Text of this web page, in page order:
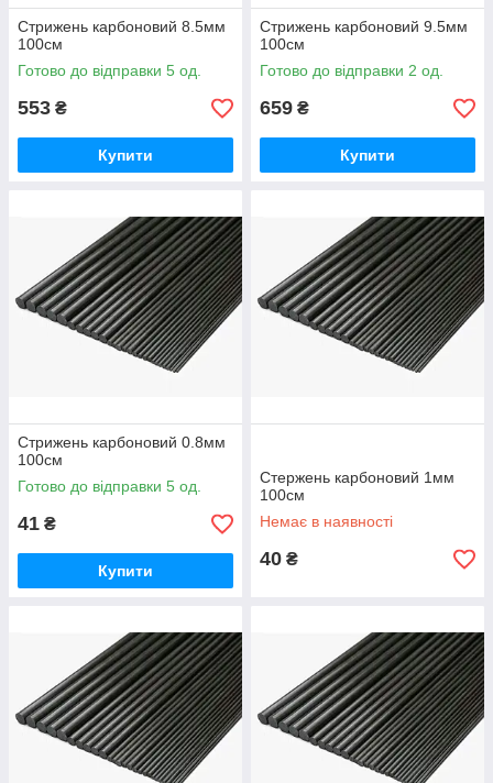
Стрижень карбоновий 8.5мм
100см
Готово до відправки 5 од.
553 ₴
Купити
Стрижень карбоновий 9.5мм
100см
Готово до відправки 2 од.
659 ₴
Купити
Стрижень карбоновий 0.8мм
100см
Готово до відправки 5 од.
41 ₴
Купити
Стержень карбоновий 1мм
100см
Немає в наявності
40 ₴